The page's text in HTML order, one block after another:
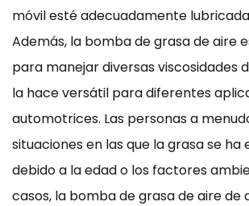
móvil esté adecuadamente
Además, la bomba de grasa de aire
para manejar diversas viscosidades
la hace versátil para diferentes
automotrices. Las personas a
situaciones en las que la grasa se ha
debido a la edad o los factores
casos, la bomba de grasa de aire de